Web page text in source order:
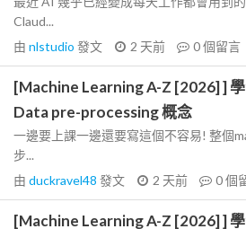
Claud...
由 nlstudio 發文 2 天前 0個留言
[Machine Learning A-Z [2026] ]
Data pre-processing 概念
一邊要上課一邊還要寫這個不容易! 整個
步...
由 duckravel48 發文 2 天前 0個
[Machine Learning A-Z [2026] ]